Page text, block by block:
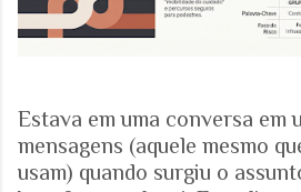
Estava em uma conversa em
mensagens (aquele mesmo
usam) quando surgiu o